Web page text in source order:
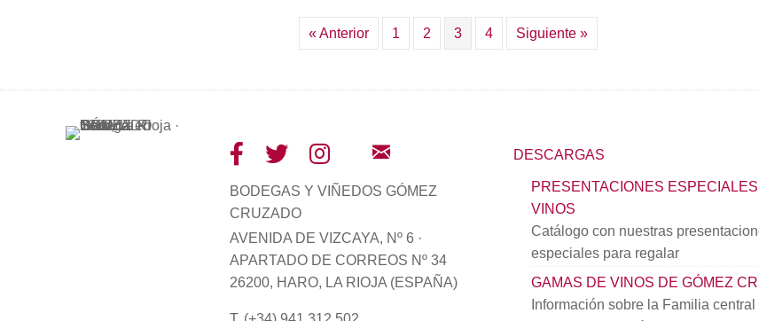
« Anterior 1 2 3 4 Siguiente »
BODEGAS Y VIÑEDOS GÓMEZ
CRUZADO
AVENIDA DE VIZCAYA, Nº 6 ·
APARTADO DE CORREOS Nº 34
26200, HARO, LA RIOJA (ESPAÑA)
DESCARGAS
PRESENTACIONES
VINOS
Catálogo con nuestras
especiales para regalar
GAMAS DE VINOS DE GÓMEZ
Información sobre la Familia